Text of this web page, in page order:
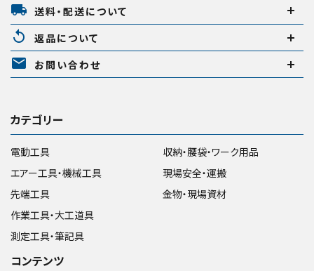
local_shipping 送料・配送について
replay 返品について
mail お問い合わせ
カテゴリー
電動工具
エアー工具・機械工具
先端工具
作業工具・大工道具
測定工具・筆記具
収納・腰袋・ワーク用品
現場安全・運搬
金物・現場資材
コンテンツ